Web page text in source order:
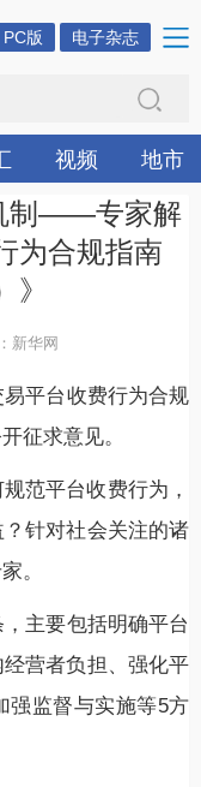
PC版 电子杂志
视频 地市
制——专家解
为合规指南
》
新华网
平台收费行为合规
征求意见。
范平台收费行为，
针对社会关注的诸
。
主要包括明确平台
营者负担、强化平
强监督与实施等5方